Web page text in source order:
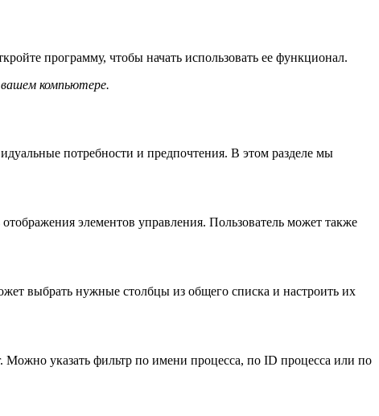
программу, чтобы начать использовать ее функционал.
компьютере.
потребности и предпочтения. В этом разделе мы
элементов управления. Пользователь может также
выбрать нужные столбцы из общего списка и настроить их
указать фильтр по имени процесса, по ID процесса или по